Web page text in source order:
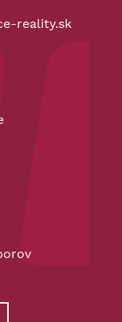
reality.sk